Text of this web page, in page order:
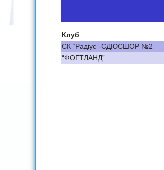
Клуб
СК “Радіус”-СДЮСШОР №2
“ФОГТЛАНД”